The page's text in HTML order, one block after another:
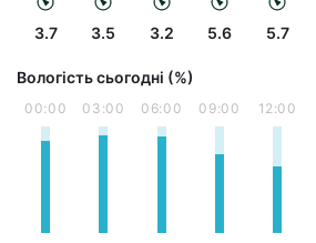
3.7 3.5 3.2 5.6 5.7
Вологість сьогодні (%)
00:00 03:00 06:00 09:00 12:00